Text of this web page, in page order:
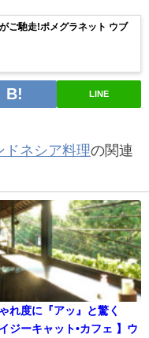
ご馳走!ポメグラネット ウブ
LINE
ドネシア料理の関連
れ度に『アッ』と驚く
イジーキャット•カフェ 】ウ